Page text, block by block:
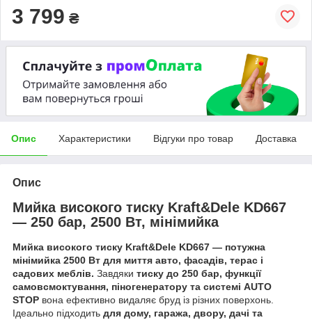
3 799 ₴
Опис Характеристики Відгуки про товар Доставка
Опис
Мийка високого тиску Kraft&Dele KD667
— 250 бар, 2500 Вт, мінімийка
Мийка високого тиску Kraft&Dele KD667 — потужна
мінімийка 2500 Вт для миття авто, фасадів, терас і
садових меблів. Завдяки тиску до 250 бар, функції
самовсмоктування, піногенератору та системі AUTO
STOP вона ефективно видаляє бруд із різних поверхонь.
Ідеально підходить для дому, гаража, двору, дачі та